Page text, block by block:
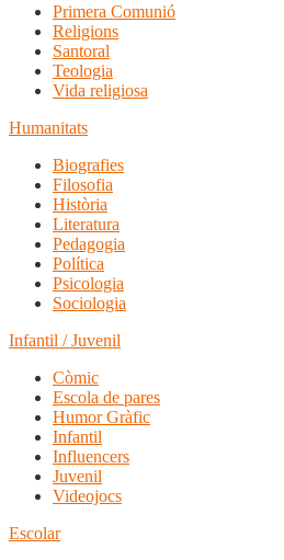
Primera Comunió
Religions
Santoral
Teologia
Vida religiosa
Humanitats
Biografies
Filosofia
Història
Literatura
Pedagogia
Política
Psicologia
Sociologia
Infantil / Juvenil
Còmic
Escola de pares
Humor Gràfic
Infantil
Influencers
Juvenil
Videojocs
Escolar